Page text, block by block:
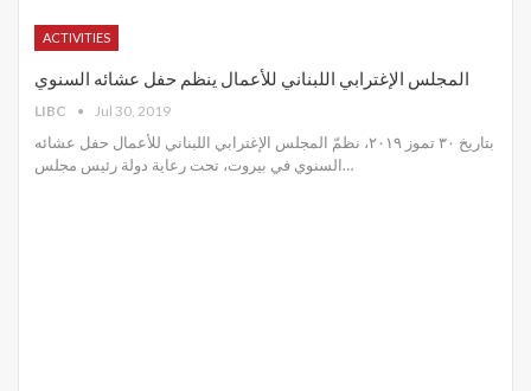
ACTIVITIES
المجلس الإغترابي اللبناني للأعمال ينظم حفل عشائه السنوي
LIBC Jul 30, 2019
بتاريخ ٣٠ تموز ٢٠١٩، نظمّ المجلس الإغترابي اللبناني للأعمال حفل عشائه
السنوي في بيروت، تحت رعاية دولة رئيس مجلس…